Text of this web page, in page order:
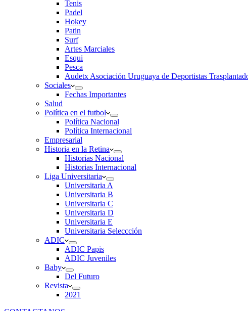
Tenis
Padel
Hokey
Patin
Surf
Artes Marciales
Esqui
Pesca
Audetx Asociación Uruguaya de Deportistas
Sociales
Fechas Importantes
Salud
Política en el futbol
Política Nacional
Política Internacional
Empresarial
Historia en la Retina
Historias Nacional
Historias Internacional
Liga Universitaria
Universitaria A
Universitaria B
Universitaria C
Universitaria D
Universitaria E
Universitaria Seleccción
ADIC
ADIC Papis
ADIC Juveniles
Baby
Del Futuro
Revista
2021